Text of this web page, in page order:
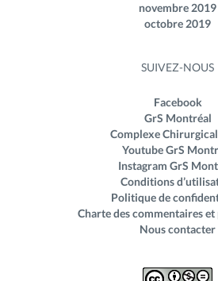
novembre 2019
octobre 2019
SUIVEZ-NOUS
Facebook
GrS Montréal
Complexe
Youtube GrS
Instagram GrS
Conditions
Politique de
Charte des commentaires
Nous contacter